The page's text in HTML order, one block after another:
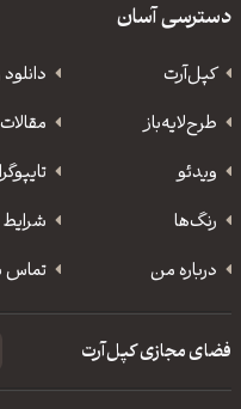
دسترسی آسان
کپل‌آرت
طرح‌لایه‌باز
ویدئو
رنگ‌ها
درباره من
تماس
فضای مجازی کپل‌آرت